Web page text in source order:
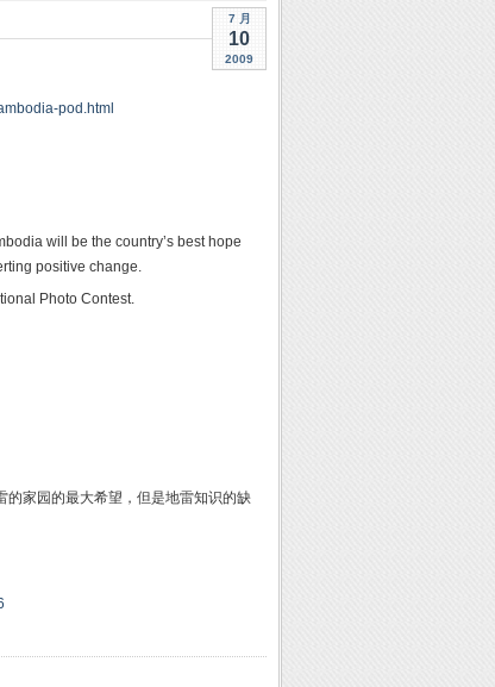
7 月
10
2009
pod.html
will be the country’s best hope
positive change.
Photo Contest.
的家园的最大希望，但是地雷知识的缺